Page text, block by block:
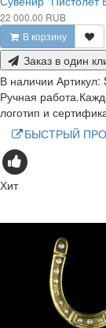
22 000.00 RUB
В корзину
Заказ в один
В наличии Артикул:
Ручная
логотип и
БЫСТРЫЙ
Хит